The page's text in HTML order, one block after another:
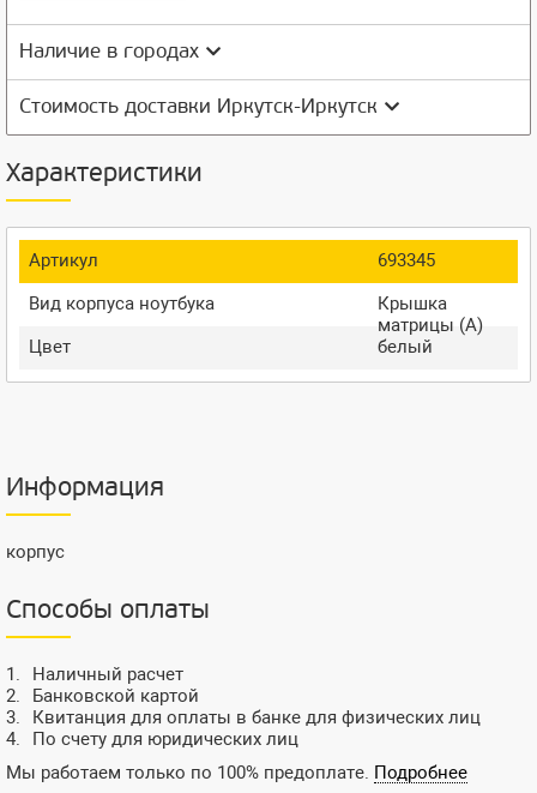
Наличие в городах
Стоимость доставки Иркутск-Иркутск
Характеристики
Артикул
693345
Вид корпуса ноутбука
Крышка
матрицы (A)
Цвет
белый
Информация
корпус
Способы оплаты
Наличный расчет
Банковской картой
Квитанция для оплаты в банке для физических лиц
По счету для юридических лиц
Мы работаем только по 100% предоплате. Подробнее